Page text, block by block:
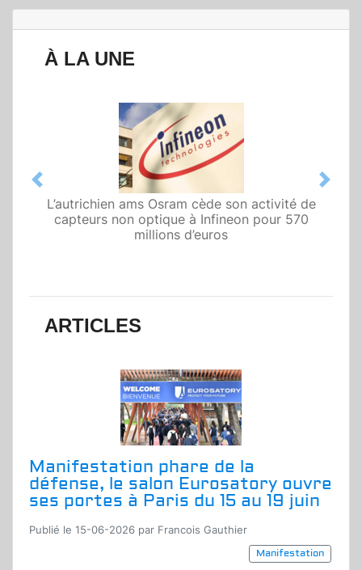
À LA UNE
L’autrichien ams Osram cède son activité de
capteurs non optique à Infineon pour 570
millions d’euros
Qualcomm met en avant une architecture
fondée sur l’IA physique au service de robots
domestiques et humanoïdes
Previous Next
ARTICLES
Manifestation phare de la
défense, le salon Eurosatory ouvre
ses portes à Paris du 15 au 19 juin
Publié le 15-06-2026 par Francois Gauthier
Manifestation